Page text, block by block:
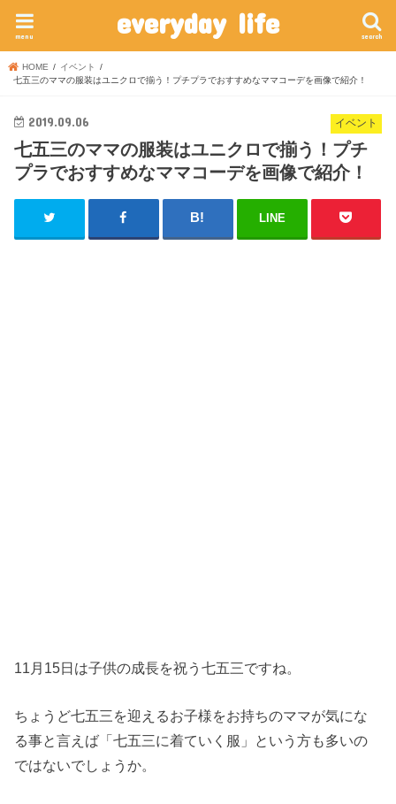
everyday life search
menu
HOME
イベント
七五三のママの服装はユニクロで揃う！プチプラでおすすめなママコーデを画像で紹介！
イベント
2019.09.06
七五三のママの服装はユニクロで揃う！プチ
プラでおすすめなママコーデを画像で紹介！
LINE
11月15日は子供の成長を祝う七五三ですね。
ちょうど七五三を迎えるお子様をお持ちのママが気にな
る事と言えば「七五三に着ていく服」という方も多いの
ではないでしょうか。